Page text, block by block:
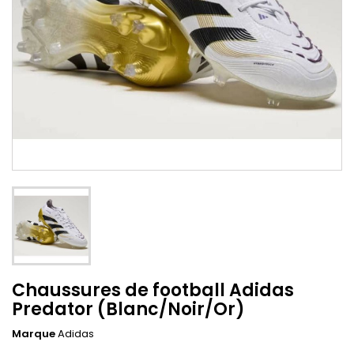
Chaussures de football Adidas
Predator (Blanc/Noir/Or)
MarqueAdidas